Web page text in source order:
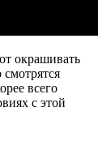
окрашивать
всего
с этой